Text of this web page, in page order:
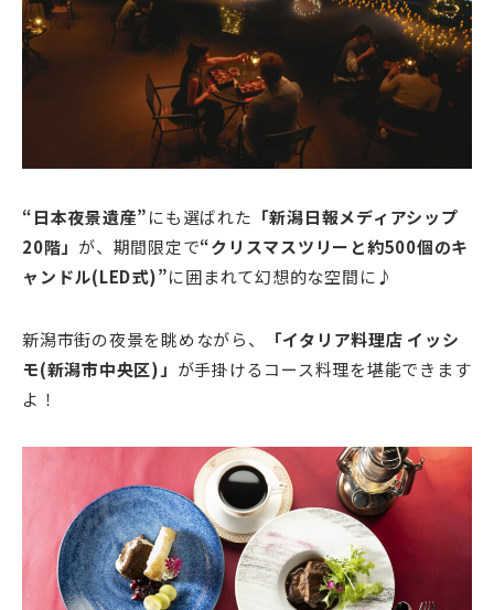
“日本夜景遺産”にも選ばれた 「新潟日報メディアシップ
20階」 が、期間限定で“クリスマスツリーと約500個のキ
ャンドル(LED式)”に囲まれて幻想的な空間に♪
新潟市街の夜景を眺めながら、
「イタリア料理店 イッシ
モ(新潟市中央区)」 が手掛けるコース料理を堪能できます
よ！